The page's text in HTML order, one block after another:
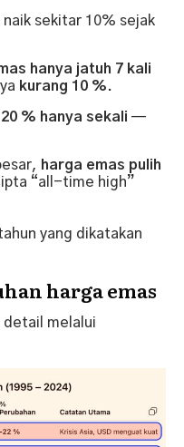
sekitar 10% sejak
hanya jatuh 7 kali
kurang 10 %.
% hanya sekali —
harga emas pulih
“all-time high”
yang dikatakan
harga emas
detail melalui